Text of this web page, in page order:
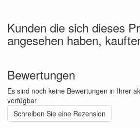
Kunden die sich dieses
angesehen haben,
Bewertungen
Es sind noch keine Bewertungen in Ihrer
verfügbar
Schreiben Sie eine Rezension